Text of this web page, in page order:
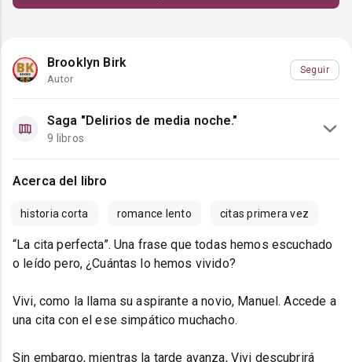
Brooklyn Birk
Autor
Seguir
Saga "Delirios de media noche."
9 libros
Acerca del libro
historia corta romance lento citas primera vez
“La cita perfecta”. Una frase que todas hemos escuchado
o leído pero, ¿Cuántas lo hemos vivido?
Vivi, como la llama su aspirante a novio, Manuel. Accede a
una cita con el ese simpático muchacho.
Sin embargo, mientras la tarde avanza, Vivi descubrirá